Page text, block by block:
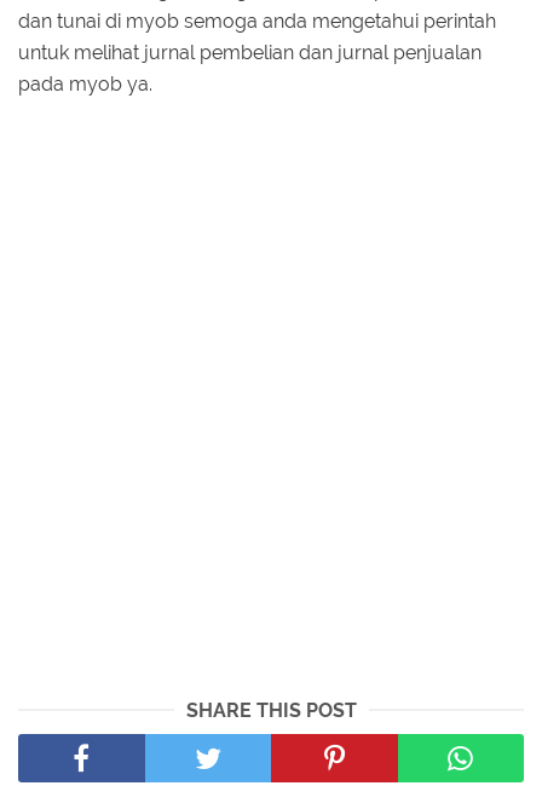
dan tunai di myob semoga anda mengetahui perintah
untuk melihat jurnal pembelian dan jurnal penjualan
pada myob ya.
SHARE THIS POST